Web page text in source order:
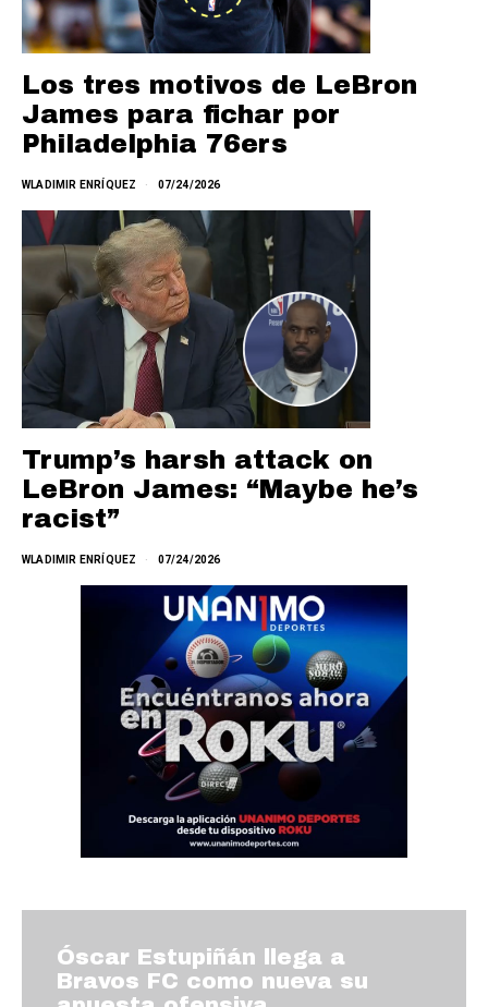
Los tres motivos de LeBron
James para fichar por
Philadelphia 76ers
WLADIMIR ENRÍQUEZ 07/24/2026
Trump’s harsh attack on
LeBron James: “Maybe he’s
racist”
WLADIMIR ENRÍQUEZ 07/24/2026
Óscar Estupiñán llega a
Bravos FC como nueva su